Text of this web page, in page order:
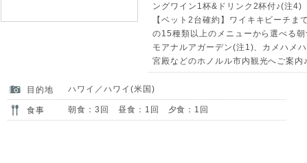
ングワイン1杯&ドリンク2杯付♪(注4)
【ベット2台確約】ワイキキビーチ
の15種類以上のメニューから選べる朝
モアナルアガーデン(注1)、カメハメ
宮殿などのホノルル市内観光へご案内♪
目的地 ハワイ／ハワイ(米国)
食事 朝食：3回 昼食：1回 夕食：1回